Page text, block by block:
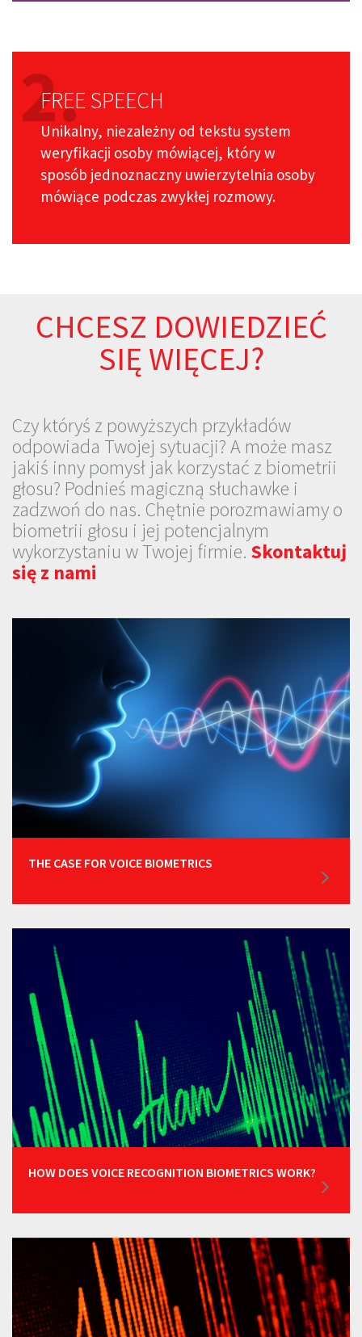
2.
FREE SPEECH
Unikalny, niezależny od tekstu system
weryfikacji osoby mówiącej, który w
sposób jednoznaczny uwierzytelnia osoby
mówiące podczas zwykłej rozmowy.
CHCESZ DOWIEDZIEĆ
SIĘ WIĘCEJ?
Czy któryś z powyższych przykładów
odpowiada Twojej sytuacji? A może masz
jakiś inny pomysł jak korzystać z biometrii
głosu? Podnieś magiczną słuchawke i
zadzwoń do nas. Chętnie porozmawiamy o
biometrii głosu i jej potencjalnym
wykorzystaniu w Twojej firmie. Skontaktuj
się z nami
THE CASE FOR VOICE BIOMETRICS
HOW DOES VOICE RECOGNITION BIOMETRICS WORK?